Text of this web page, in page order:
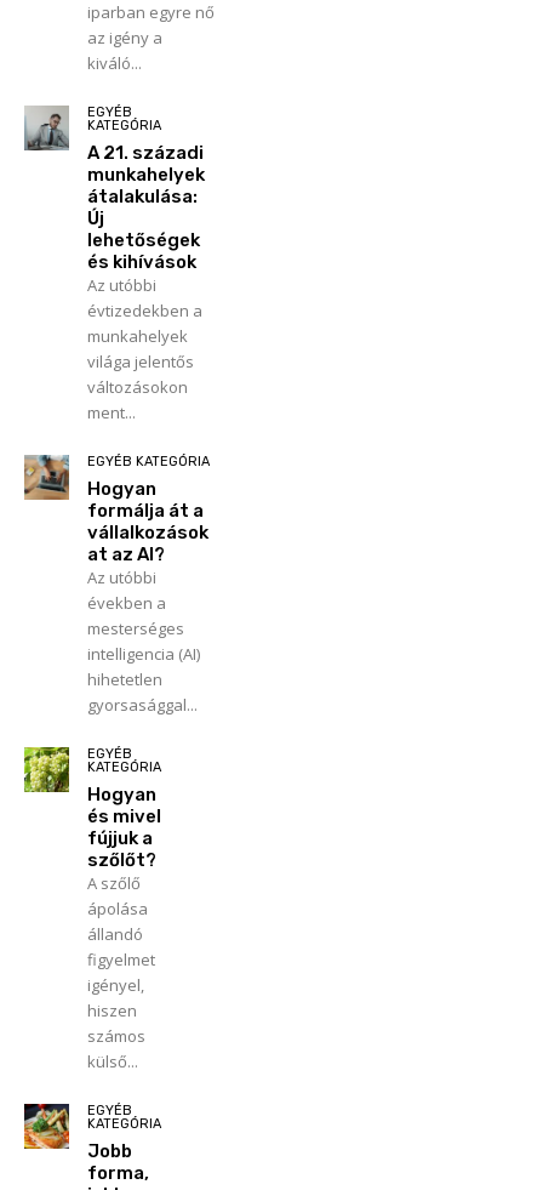
iparban egyre nő
az igény a
kiváló...
EGYÉB
KATEGÓRIA
A 21. századi
munkahelyek
átalakulása:
Új
lehetőségek
és kihívások
Az utóbbi
évtizedekben a
munkahelyek
világa jelentős
változásokon
ment...
EGYÉB KATEGÓRIA
Hogyan
formálja át a
vállalkozások
at az AI?
Az utóbbi
években a
mesterséges
intelligencia (AI)
hihetetlen
gyorsasággal...
EGYÉB
KATEGÓRIA
Hogyan
és mivel
fújjuk a
szőlőt?
A szőlő
ápolása
állandó
figyelmet
igényel,
hiszen
számos
külső...
EGYÉB
KATEGÓRIA
Jobb
forma,